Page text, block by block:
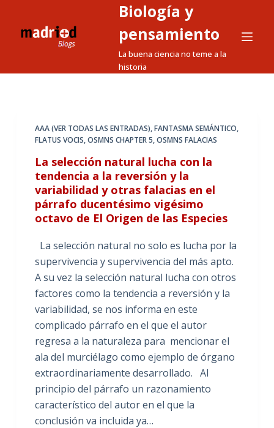
a
Biología y
pensamiento
La buena ciencia no teme a la
historia
AAA (VER TODAS LAS ENTRADAS),FANTASMA SEMÁNTICO,
FLATUS VOCIS,OSMNS CHAPTER 5,OSMNS FALACIAS
La selección natural lucha con la
tendencia a la reversión y la
variabilidad y otras falacias en el
párrafo ducentésimo vigésimo
octavo de El Origen de las Especies
La selección natural no solo es lucha por la
supervivencia y supervivencia del más apto.
A su vez la selección natural lucha con otros
factores como la tendencia a reversión y la
variabilidad, se nos informa en este
complicado párrafo en el que el autor
regresa a la naturaleza para mencionar el
ala del murciélago como ejemplo de órgano
extraordinariamente desarrollado. Al
principio del párrafo un razonamiento
característico del autor en el que la
conclusión va incluida ya…